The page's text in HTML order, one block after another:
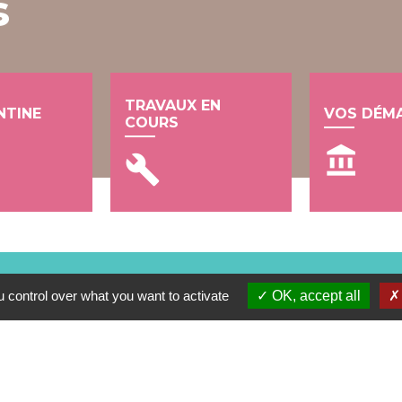
TRAVAUX EN
COURS
build
VOS
account_balance
over what you want to activate OK, accept all